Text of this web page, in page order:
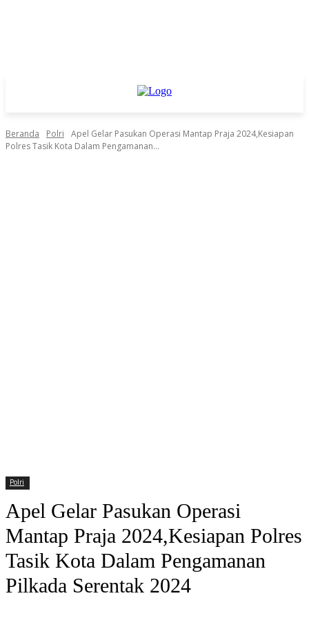
Beranda Polri
Apel Gelar Pasukan Operasi Mantap Praja 2024,Kesiapan
Polres Tasik Kota Dalam Pengamanan...
Polri
Apel Gelar Pasukan Operasi
Mantap Praja 2024,Kesiapan Polres
Tasik Kota Dalam Pengamanan
Pilkada Serentak 2024